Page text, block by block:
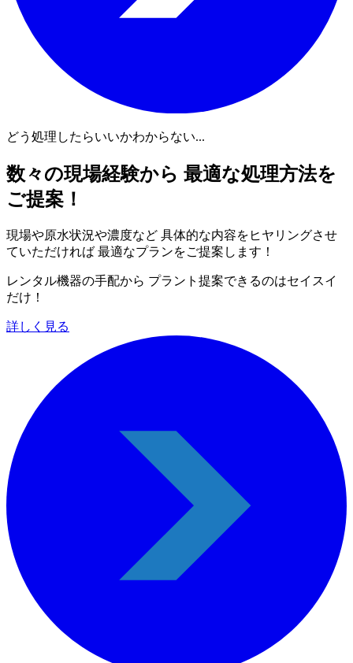
どう処理したらいいかわからない...
数々の現場経験から 最適な処理方法を
ご提案！
現場や原水状況や濃度など 具体的な内容をヒヤリングさせ
ていただければ 最適なプランをご提案します！
レンタル機器の手配から プラント提案できるのはセイスイ
だけ！
詳しく見る